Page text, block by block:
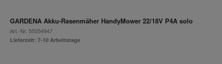
GARDENA Akku-Rasenmäher HandyMower 22/18V P4A solo
Art.-Nr. 55054947
Lieferzeit: 7-10 Arbeitstage